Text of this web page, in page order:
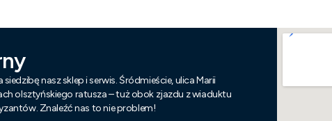
nasz sklep i serwis. Śródmieście, ulica Marii
olsztyńskiego ratusza – tuż obok zjazdu z wiaduktu
Znaleźć nas to nie problem!